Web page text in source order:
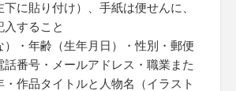
下に貼り付け）、手紙は便せんに、
入すること
）・年齢（生年月日）・性別・郵便
話番号・メールアドレス・職業また
・作品タイトルと人物名（イラスト